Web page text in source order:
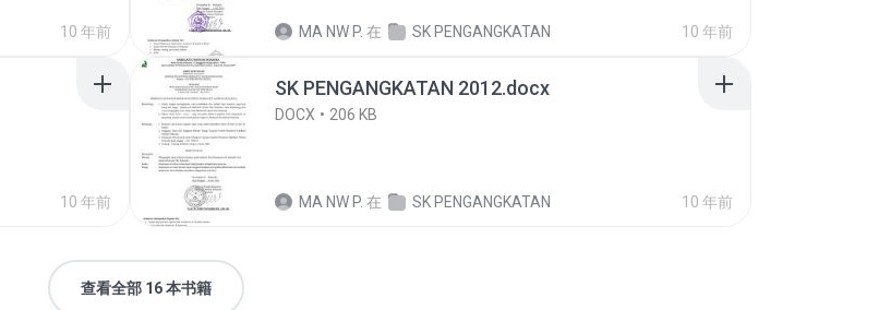
10 年前 MA NW P. 在 SK PENGANGKATAN 10 年前
10 年前
SK PENGANGKATAN 2012.docx
DOCX 206 KB
MA NW P. 在 SK PENGANGKATAN 10 年前
查看全部 16 本书籍